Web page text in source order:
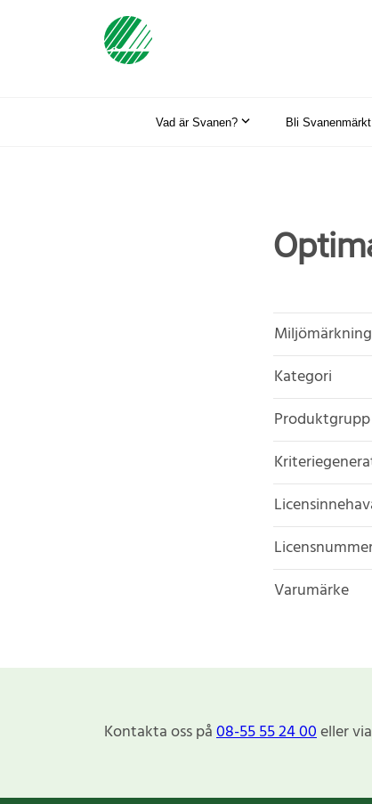
Vad är Svanen? Bli Svanenmärkt
Miljömärkning
Kategori
Produktgrupp
Varumärke
Kontakta oss på08-55 55 24 00eller